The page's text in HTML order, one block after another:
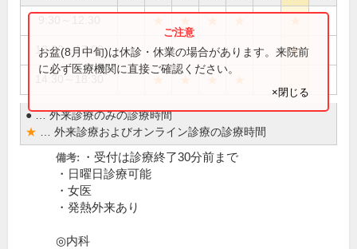
★ ★ ★ ★
13:30～17:00 ★
14:30～18:30 ★ ★ ★ ★
● … 外来診療のみの診療時間
★ … 外来診療およびオンライン診療の診療時間
お盆(8月中旬)は休診・休業の場合があります。来院前
に必ず医療機関に直接ご確認ください。
×閉じる
備考:
・受付は診療終了30分前まで
・日曜日診療可能
・女医
・発熱外来あり
◎内科